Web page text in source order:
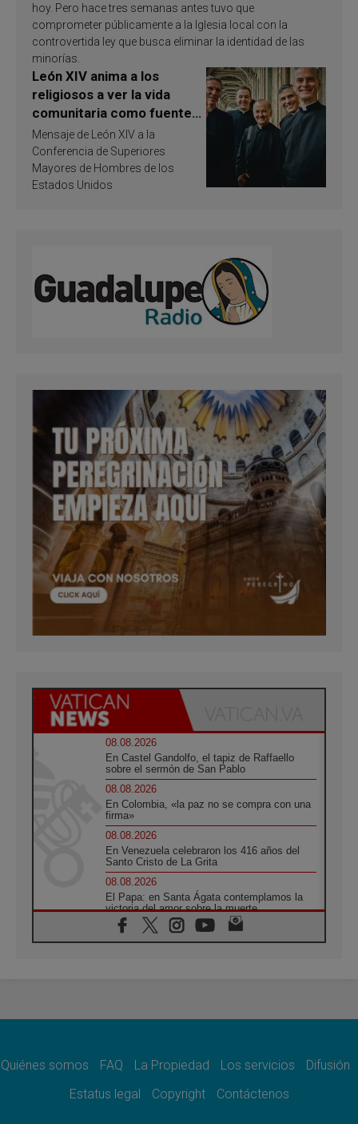
hoy. Pero hace tres semanas antes tuvo que
comprometer públicamente a la Iglesia local con la
controvertida ley que busca eliminar la identidad de las
minorías.
León XIV anima a los
religiosos a ver la vida
comunitaria como fuente
de inspiración y
santificación
Mensaje de León XIV a la
Conferencia de Superiores
Mayores de Hombres de los
Estados Unidos
08.08.2026
En Castel Gandolfo, el tapiz de Raffaello
sobre el sermón de San Pablo
08.08.2026
En Colombia, «la paz no se compra con una
firma»
08.08.2026
En Venezuela celebraron los 416 años del
Santo Cristo de La Grita
08.08.2026
El Papa: en Santa Ágata contemplamos la
victoria del amor sobre la muerte
08.08.2026
León XIV visitará el Santuario de la Madre
07.08.2026
07.08.2026
el compromiso del cristiano"
Quiénes somos FAQ La Propiedad Los servicios
Difusión
Estatus legal
Copyright Contáctenos